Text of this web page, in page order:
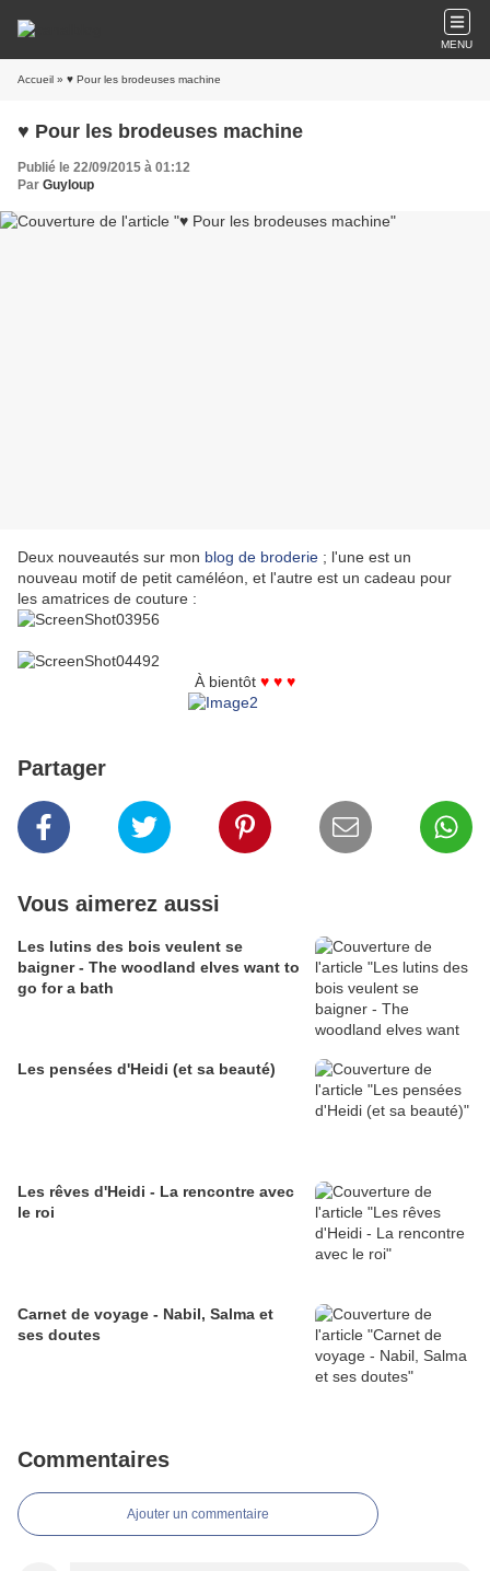
MENU
Accueil » ♥ Pour les brodeuses machine
♥ Pour les brodeuses machine
Publié le 22/09/2015 à 01:12
Par Guyloup
Deux nouveautés sur mon blog de broderie ; l'une est un
nouveau motif de petit caméléon, et l'autre est un cadeau pour
les amatrices de couture :
À bientôt ♥ ♥ ♥
Partager
Vous aimerez aussi
Les lutins des bois veulent se
baigner - The woodland elves want to
go for a bath
Les pensées d'Heidi (et sa beauté)
Les rêves d'Heidi - La rencontre avec
le roi
Carnet de voyage - Nabil, Salma et
ses doutes
Commentaires
Ajouter un commentaire